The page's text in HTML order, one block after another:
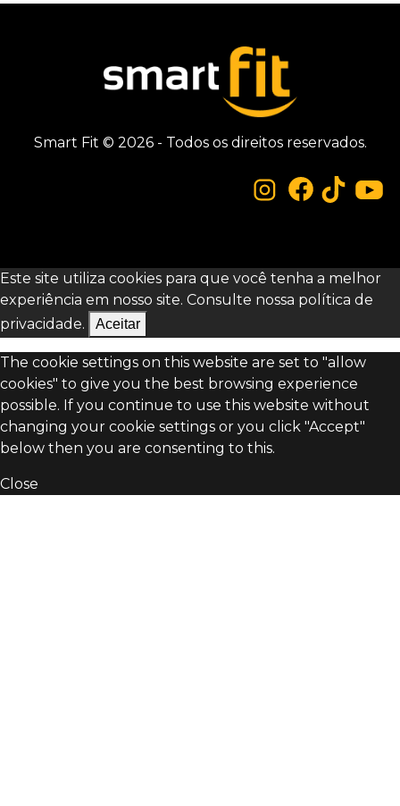
Smart Fit © 2026 - Todos os direitos reservados.
Este site utiliza cookies para que você tenha a melhor
experiência em nosso site. Consulte nossa política de
privacidade.
Aceitar
The cookie settings on this website are set to "allow
cookies" to give you the best browsing experience
possible. If you continue to use this website without
changing your cookie settings or you click "Accept"
below then you are consenting to this.
Close